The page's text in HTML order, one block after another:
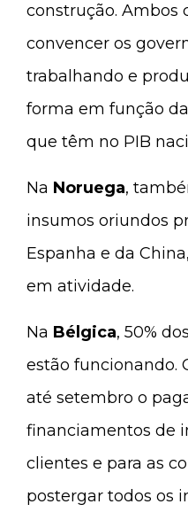
construção. Ambos
convencer os
trabalhando e
forma em função
que têm no PIB
Na Noruega,
insumos oriundos
Espanha e da
em atividade.
Na Bélgica, 50%
estão funcionando.
até setembro o
financiamentos de
clientes e para as
postergar todos os